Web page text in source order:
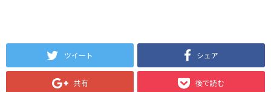
ツイート シェア
共有 後で読む